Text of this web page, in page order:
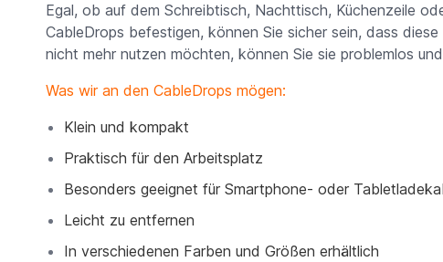
Egal, ob auf dem Schreibtisch, Nachttisch, Küchenzeile
CableDrops befestigen, können Sie sicher sein, dass
nicht mehr nutzen möchten, können Sie sie problemlos
Was wir an den CableDrops mögen:
Klein und kompakt
Praktisch für den Arbeitsplatz
Besonders geeignet für Smartphone- oder
Leicht zu entfernen
In verschiedenen Farben und Größen erhältlich